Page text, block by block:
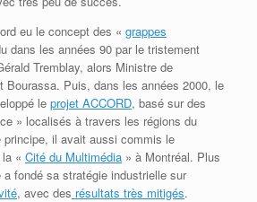
eu le concept des « grappes
dans les années 90 par le tristement
Tremblay, alors Ministre de
Bourassa. Puis, dans les années 2000, le
le projet ACCORD, basé sur des
» localisés à travers les régions du
principe, il avait aussi commis le
« Cité du Multimédia » à Montréal. Plus
fondé sa stratégie industrielle sur
, avec des résultats très mitigés.